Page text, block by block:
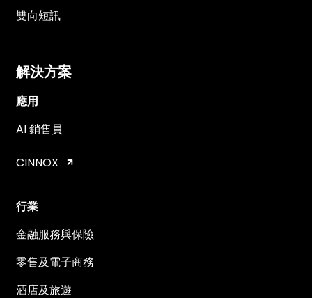
雙向短訊
解決方案
應用
AI 銷售員
CINNOX
行業
金融服務與保險
零售及電子商務
酒店及旅遊